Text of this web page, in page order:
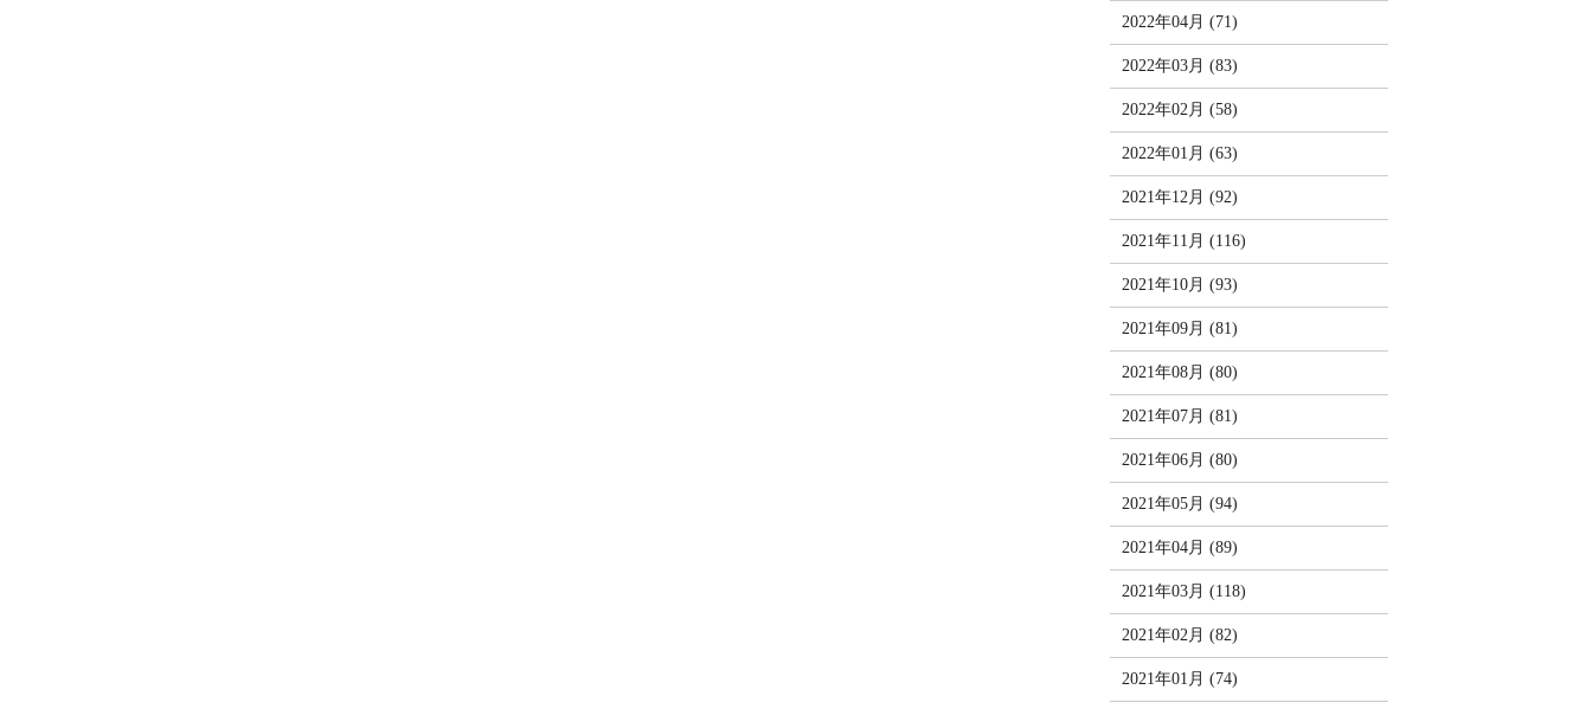
2022年04月 (71)
2022年03月 (83)
2022年02月 (58)
2022年01月 (63)
2021年12月 (92)
2021年11月 (116)
2021年10月 (93)
2021年09月 (81)
2021年08月 (80)
2021年07月 (81)
2021年06月 (80)
2021年05月 (94)
2021年04月 (89)
2021年03月 (118)
2021年02月 (82)
2021年01月 (74)